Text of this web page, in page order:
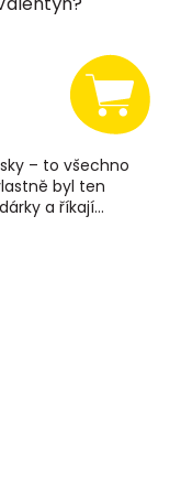
– to všechno
byl ten
a říkají...